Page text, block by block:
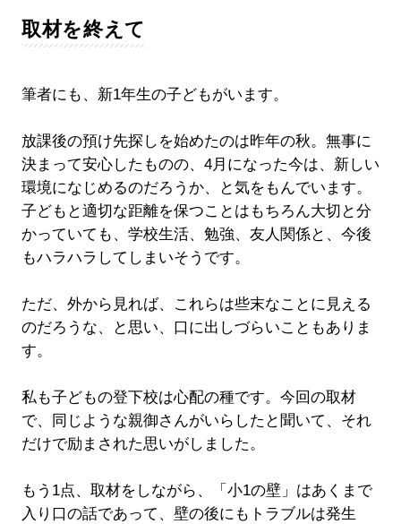
取材を終えて
筆者にも、新1年生の子どもがいます。
放課後の預け先探しを始めたのは昨年の秋。無事に
決まって安心したものの、4月になった今は、新しい
環境になじめるのだろうか、と気をもんでいます。
子どもと適切な距離を保つことはもちろん大切と分
かっていても、学校生活、勉強、友人関係と、今後
もハラハラしてしまいそうです。
ただ、外から見れば、これらは些末なことに見える
のだろうな、と思い、口に出しづらいこともありま
す。
私も子どもの登下校は心配の種です。今回の取材
で、同じような親御さんがいらしたと聞いて、それ
だけで励まされた思いがしました。
もう1点、取材をしながら、「小1の壁」はあくまで
入り口の話であって、壁の後にもトラブルは発生